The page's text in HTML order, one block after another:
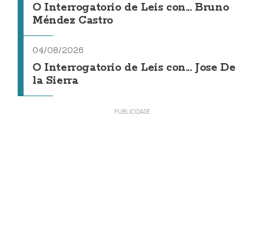
O Interrogatorio de Leis con... Bruno
Méndez Castro
04/08/2026
O Interrogatorio de Leis con... Jose De
la Sierra